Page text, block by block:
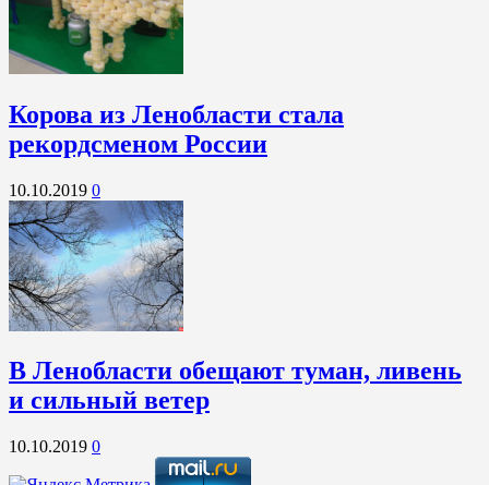
Корова из Ленобласти стала
рекордсменом России
10.10.2019 0
В Ленобласти обещают туман, ливень
и сильный ветер
10.10.2019 0